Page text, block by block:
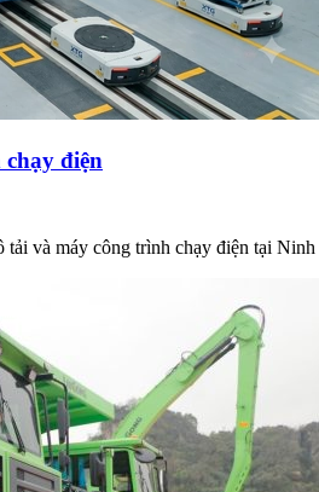
điện
và máy công trình chạy điện tại